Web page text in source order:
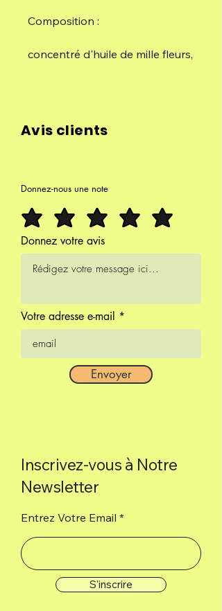
Composition :
concentré d'huile de mille fleurs,
Avis clients
Donnez-nous une note
Donnez votre avis
Votre adresse e-mail
Envoyer
Inscrivez-vous à Notre
Newsletter
Entrez Votre Email
S'inscrire